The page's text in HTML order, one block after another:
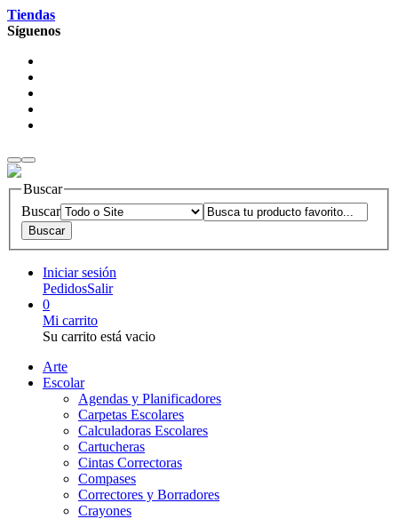
Tiendas
Síguenos
Buscar
Buscar
Iniciar sesión
PedidosSalir
0
Mi carrito
Su carrito está vacio
Arte
Escolar
Agendas y Planificadores
Carpetas Escolares
Calculadoras Escolares
Cartucheras
Cintas Correctoras
Compases
Correctores y Borradores
Crayones